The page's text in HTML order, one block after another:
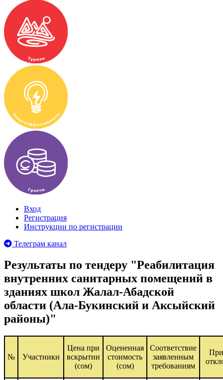
Вход
Регистрация
Инструкции по регистрации
Телеграм канал
Результаты по тендеру "Реабилитация
внутренних санитарных помещений в
зданиях школ Жалал-Абадской
области (Ала-Букинский и Аксыйский
районы)"
№ Участники
Цена при
вскрытии
(сом)
Оцененная
стоимость
(сом)
Соответствие
заявленным
требованиям